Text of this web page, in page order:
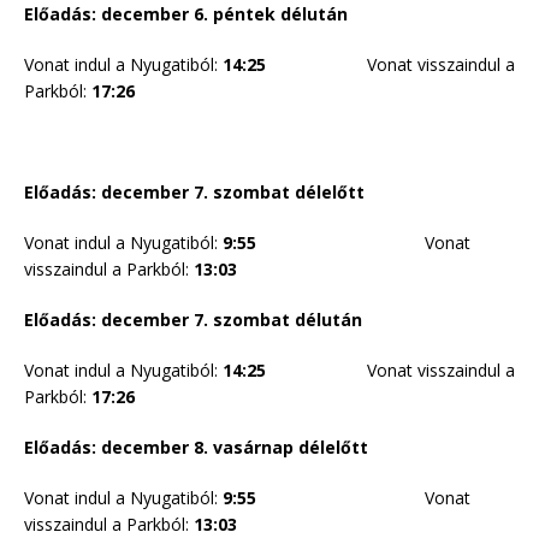
Előadás: december 6. péntek délután
Vonat indul a Nyugatiból: 14:25 Vonat visszaindul a
Parkból: 17:26
Előadás: december 7. szombat délelőtt
Vonat indul a Nyugatiból: 9:55 Vonat
visszaindul a Parkból: 13:03
Előadás: december 7. szombat délután
Vonat indul a Nyugatiból: 14:25 Vonat visszaindul a
Parkból: 17:26
Előadás: december 8. vasárnap délelőtt
Vonat indul a Nyugatiból: 9:55 Vonat
visszaindul a Parkból: 13:03